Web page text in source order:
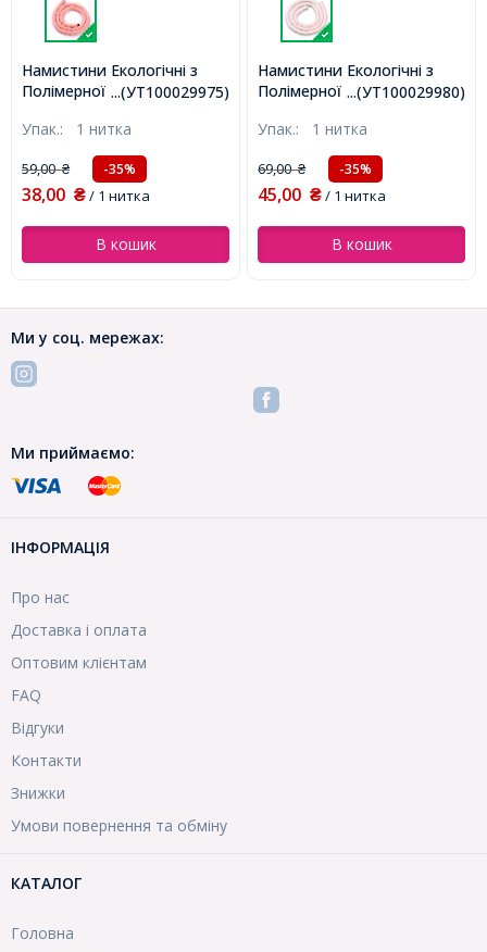
...(УТ100029975)
Намистини Екологічні з
Полімерної Глини, Ручна
Рожевий, 6х1мм, Отвір
2мм, Близько 345шт/40см/
нитка (УТ100029975)
Упак.: 1 нитка
59,00₴ -35%
38,00 ₴/ 1 нитка
В кошик
...(УТ100029980)
Намистини Екологічні з
Полімерної Глини, Ручна
Рожевий, 6х1мм, Отвір
2мм, Близько 345шт/40см/
нитка (УТ100029980)
Упак.: 1 нитка
69,00₴ -35%
45,00 ₴/ 1 нитка
В кошик
Ми у соц. мережах:
Ми приймаємо:
ІНФОРМАЦІЯ
Про нас
Доставка і оплата
Оптовим клієнтам
FAQ
Відгуки
Контакти
Знижки
Умови повернення та обміну
КАТАЛОГ
Головна